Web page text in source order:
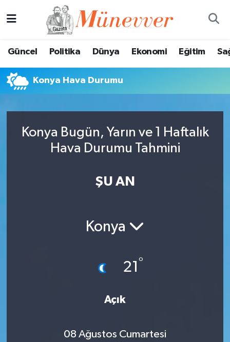
Güncel Politika Dünya Ekonomi Eğitim
Konya Hava Durumu
Konya Bugün, Yarın ve 1 Haftalık
Hava Durumu Tahmini
ŞU AN
Konya
21 °
Açık
08 Ağustos Cumartesi
Eğitim
Tüm Manşetler